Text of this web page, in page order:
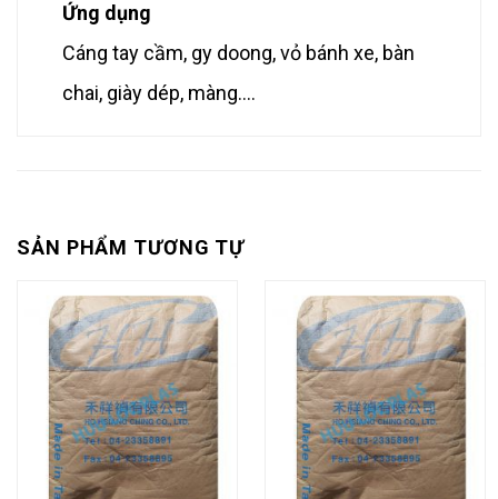
Ứng dụng
Cáng tay cầm, gy doong, vỏ bánh xe, bàn
chai, giày dép, màng….
SẢN PHẨM TƯƠNG TỰ